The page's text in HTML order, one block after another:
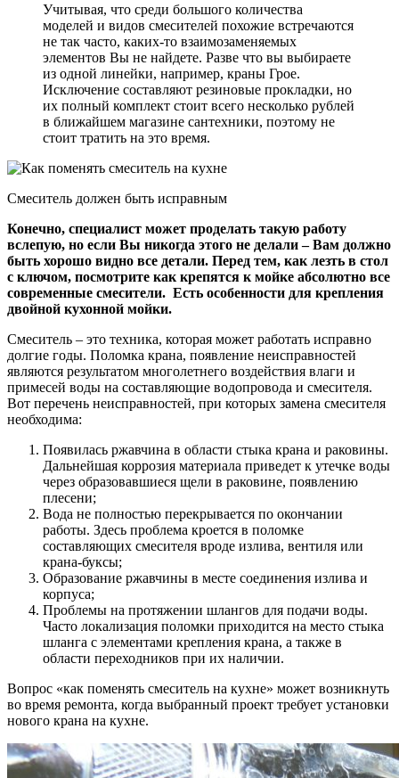
Учитывая, что среди большого количества
моделей и видов смесителей похожие встречаются
не так часто, каких-то взаимозаменяемых
элементов Вы не найдете. Разве что вы выбираете
из одной линейки, например, краны Грое.
Исключение составляют резиновые прокладки, но
их полный комплект стоит всего несколько рублей
в ближайшем магазине сантехники, поэтому не
стоит тратить на это время.
Смеситель должен быть исправным
Конечно, специалист может проделать такую работу
вслепую, но если Вы никогда этого не делали – Вам должно
быть хорошо видно все детали. Перед тем, как лезть в стол
с ключом, посмотрите как крепятся к мойке абсолютно все
современные смесители. Есть особенности для крепления
двойной кухонной мойки.
Смеситель – это техника, которая может работать исправно
долгие годы. Поломка крана, появление неисправностей
являются результатом многолетнего воздействия влаги и
примесей воды на составляющие водопровода и смесителя.
Вот перечень неисправностей, при которых замена смесителя
необходима:
Появилась ржавчина в области стыка крана и раковины.
Дальнейшая коррозия материала приведет к утечке воды
через образовавшиеся щели в раковине, появлению
плесени;
Вода не полностью перекрывается по окончании
работы. Здесь проблема кроется в поломке
составляющих смесителя вроде излива, вентиля или
крана-буксы;
Образование ржавчины в месте соединения излива и
корпуса;
Проблемы на протяжении шлангов для подачи воды.
Часто локализация поломки приходится на место стыка
шланга с элементами крепления крана, а также в
области переходников при их наличии.
Вопрос «как поменять смеситель на кухне» может возникнуть
во время ремонта, когда выбранный проект требует установки
нового крана на кухне.